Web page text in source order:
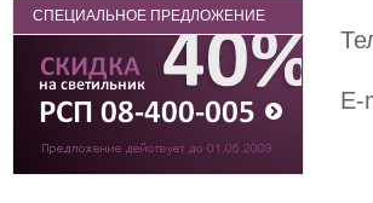
E-
СПЕЦИАЛЬНОЕ ПРЕДЛОЖЕНИЕ